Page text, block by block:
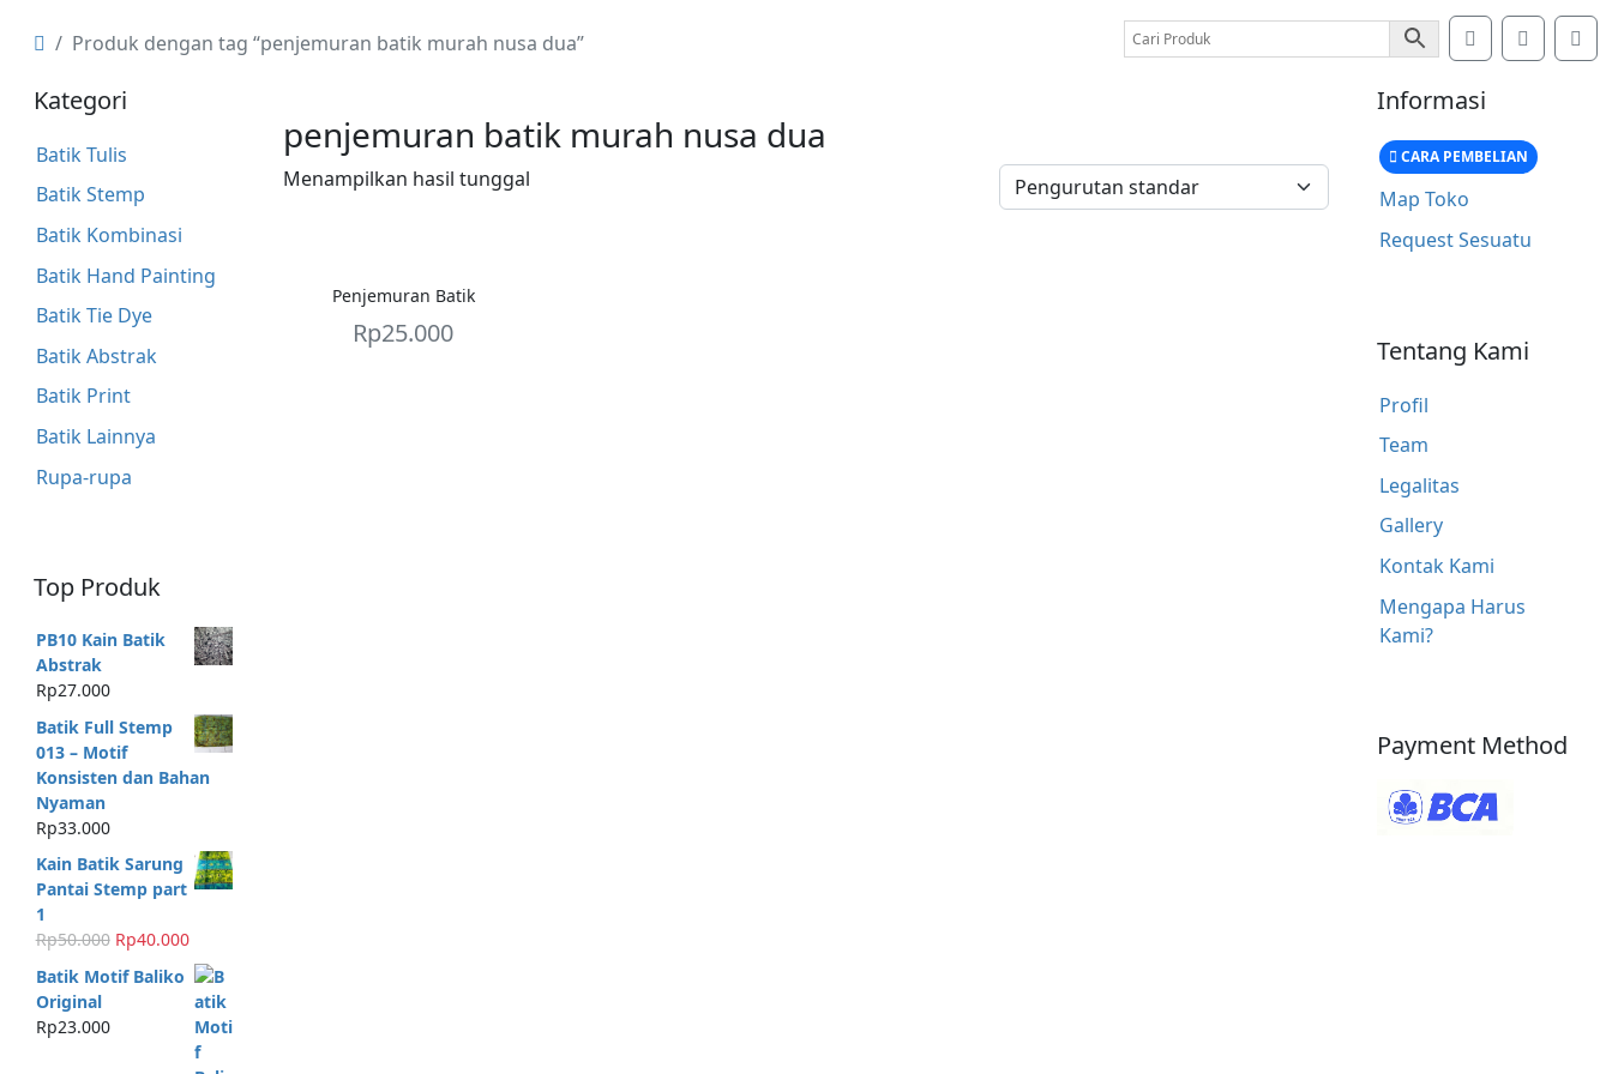
Produk dengan tag “penjemuran batik murah nusa dua” Search Account
Kategori
Batik Tulis
Batik Stemp
Batik Kombinasi
Batik Hand Painting
Batik Tie Dye
Batik Abstrak
Batik Print
Batik Lainnya
Rupa-rupa
Top Produk
PB10 Kain Batik
Abstrak
Rp27.000
Batik Full Stemp
013 – Motif
Konsisten dan Bahan
Nyaman
Rp33.000
Kain Batik Sarung
Pantai Stemp part
1
Rp50.000 H
r
Rp40.000H
a
r
g
a
s
Batik Motif Baliko
Original
Rp23.000
penjemuran batik murah nusa dua
Menampilkan hasil tunggal
Penjemuran Batik
Rp25.000
Informasi
CARA PEMBELIAN
Map Toko
Request Sesuatu
Tentang Kami
Profil
Team
Legalitas
Gallery
Kontak Kami
Mengapa Harus
Kami?
Payment Method